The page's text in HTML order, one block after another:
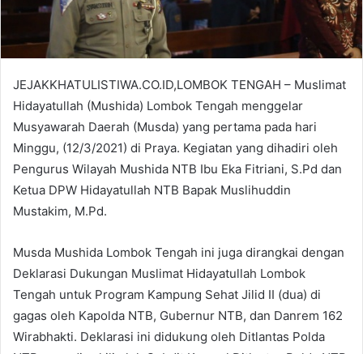
JEJAKKHATULISTIWA.CO.ID,LOMBOK TENGAH – Muslimat
Hidayatullah (Mushida) Lombok Tengah menggelar
Musyawarah Daerah (Musda) yang pertama pada hari
Minggu, (12/3/2021) di Praya. Kegiatan yang dihadiri oleh
Pengurus Wilayah Mushida NTB Ibu Eka Fitriani, S.Pd dan
Ketua DPW Hidayatullah NTB Bapak Muslihuddin
Mustakim, M.Pd.
Musda Mushida Lombok Tengah ini juga dirangkai dengan
Deklarasi Dukungan Muslimat Hidayatullah Lombok
Tengah untuk Program Kampung Sehat Jilid II (dua) di
gagas oleh Kapolda NTB, Gubernur NTB, dan Danrem 162
Wirabhakti. Deklarasi ini didukung oleh Ditlantas Polda